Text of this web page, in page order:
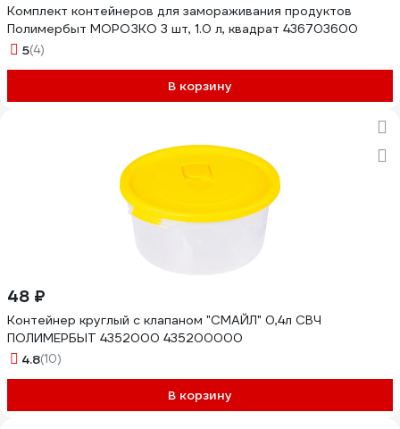
Комплект контейнеров для замораживания продуктов
Полимербыт МОРОЗКО 3 шт, 1.0 л, квадрат 436703600
5(4)
В корзину
48 ₽
Контейнер круглый с клапаном "СМАЙЛ" 0,4л СВЧ
ПОЛИМЕРБЫТ 4352000 435200000
4.8(10)
В корзину